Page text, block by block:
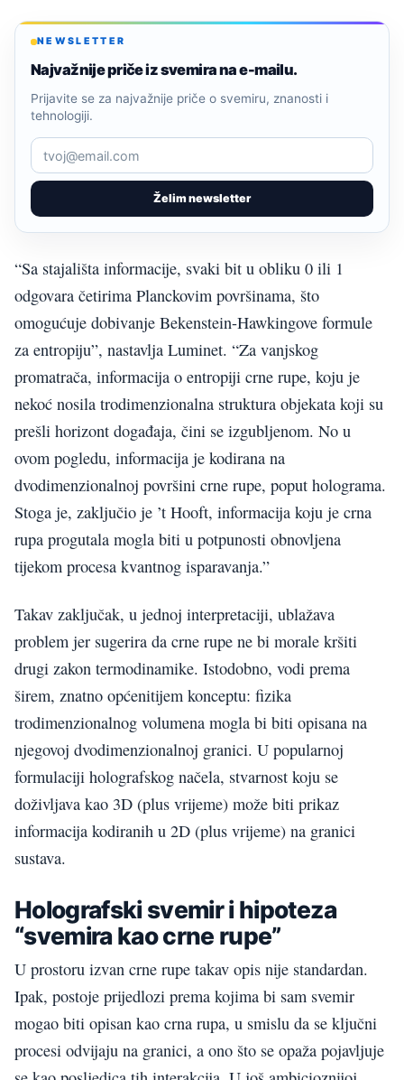
NEWSLETTER
Najvažnije priče iz svemira na e-mailu.
Želim newsletter
Prijavite se za najvažnije priče o svemiru, znanosti i
tehnologiji.
“Sa stajališta informacije, svaki bit u obliku 0 ili 1
odgovara četirima Planckovim površinama, što
omogućuje dobivanje Bekenstein-Hawkingove formule
za entropiju”, nastavlja Luminet. “Za vanjskog
promatrača, informacija o entropiji crne rupe, koju je
nekoć nosila trodimenzionalna struktura objekata koji su
prešli horizont događaja, čini se izgubljenom. No u
ovom pogledu, informacija je kodirana na
dvodimenzionalnoj površini crne rupe, poput holograma.
Stoga je, zaključio je ’t Hooft, informacija koju je crna
rupa progutala mogla biti u potpunosti obnovljena
tijekom procesa kvantnog isparavanja.”
Takav zaključak, u jednoj interpretaciji, ublažava
problem jer sugerira da crne rupe ne bi morale kršiti
drugi zakon termodinamike. Istodobno, vodi prema
širem, znatno općenitijem konceptu: fizika
trodimenzionalnog volumena mogla bi biti opisana na
njegovoj dvodimenzionalnoj granici. U popularnoj
formulaciji holografskog načela, stvarnost koju se
doživljava kao 3D (plus vrijeme) može biti prikaz
informacija kodiranih u 2D (plus vrijeme) na granici
sustava.
Holografski svemir i hipoteza
“svemira kao crne rupe”
U prostoru izvan crne rupe takav opis nije standardan.
Ipak, postoje prijedlozi prema kojima bi sam svemir
mogao biti opisan kao crna rupa, u smislu da se ključni
procesi odvijaju na granici, a ono što se opaža pojavljuje